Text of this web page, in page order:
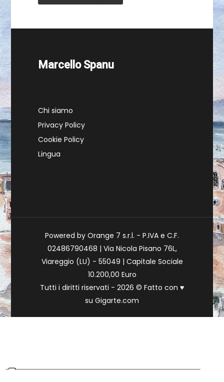
Marcello Spanu
Chi siamo
Privacy Policy
Cookie Policy
Lingua
Powered by Orange 7 s.r.l. - P.IVA e C.F.
02486790468 | Via Nicola Pisano 76L,
Viareggio (LU) - 55049 | Capitale Sociale
10.200,00 Euro
Tutti i diritti riservati - 2026 © Fatto con ♥
su Gigarte.com